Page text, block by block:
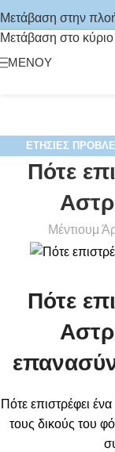
Μετάβαση στην
Μετάβαση στο
ΜΕΝΟΎ
ΕΤΉΣΙΕΣ
Πότε
Μέντιουμ
Πότε
Πότε επιστρέφει
τους δικούς του